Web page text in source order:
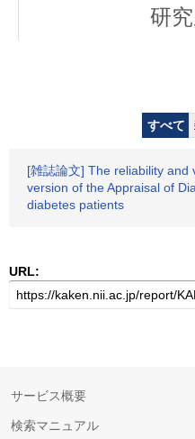
研
すべて
[雑誌論文] The reliability and
version of the Appraisal of
diabetes patients
URL:
サービス概要
検索マニュアル